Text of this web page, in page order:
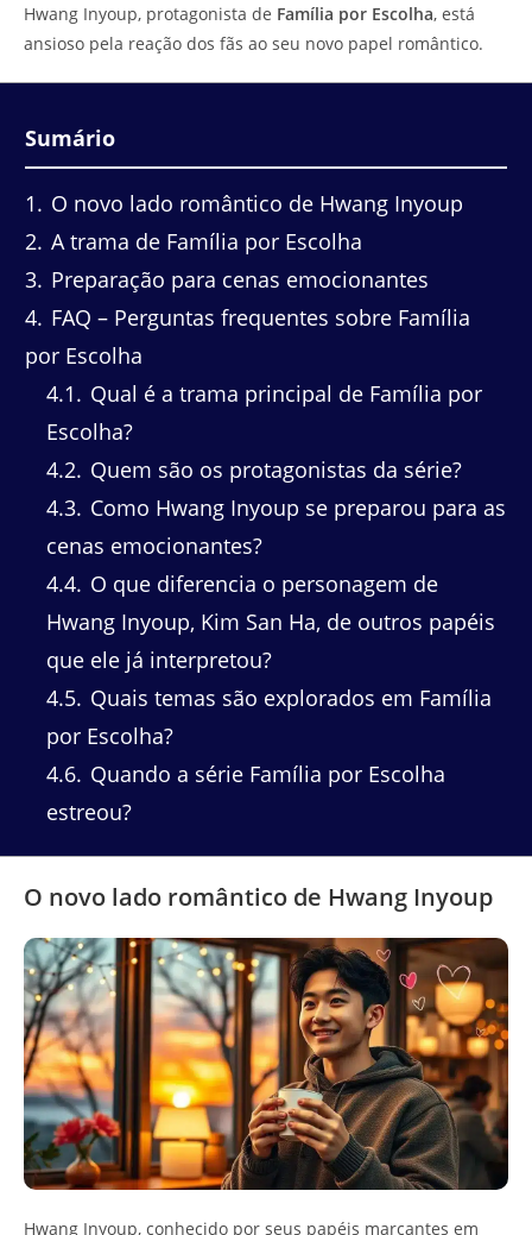
Hwang Inyoup, protagonista de Família por Escolha, está
ansioso pela reação dos fãs ao seu novo papel romântico.
Sumário
1
O novo lado romântico de Hwang Inyoup
2 A trama de Família por Escolha
3 Preparação para cenas emocionantes
4 FAQ – Perguntas frequentes sobre Família
por Escolha
4.1
Qual é a trama principal de Família por
Escolha?
4.2 Quem são os protagonistas da série?
4.3 Como Hwang Inyoup se preparou para as
cenas emocionantes?
4.4 O que diferencia o personagem de
Hwang Inyoup, Kim San Ha, de outros papéis
que ele já interpretou?
4.5 Quais temas são explorados em Família
por Escolha?
4.6 Quando a série Família por Escolha
estreou?
O novo lado romântico de Hwang Inyoup
Hwang Inyoup, conhecido por seus papéis marcantes em